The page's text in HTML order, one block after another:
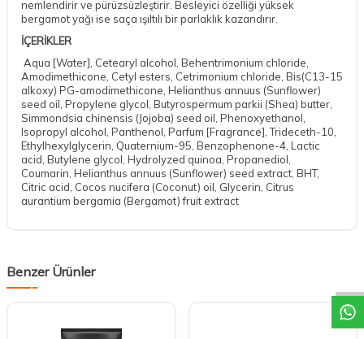
nemlendirir ve pürüzsüzleştirir. Besleyici özelliği yüksek
bergamot yağı ise saça ışıltılı bir parlaklık kazandırır.
İÇERİKLER
Aqua [Water], Cetearyl alcohol, Behentrimonium chloride,
Amodimethicone, Cetyl esters, Cetrimonium chloride, Bis(C13-15
alkoxy) PG-amodimethicone, Helianthus annuus (Sunflower)
seed oil, Propylene glycol, Butyrospermum parkii (Shea) butter,
Simmondsia chinensis (Jojoba) seed oil, Phenoxyethanol,
Isopropyl alcohol, Panthenol, Parfum [Fragrance], Trideceth-10,
Ethylhexylglycerin, Quaternium-95, Benzophenone-4, Lactic
acid, Butylene glycol, Hydrolyzed quinoa, Propanediol,
Coumarin, Helianthus annuus (Sunflower) seed extract, BHT,
Citric acid, Cocos nucifera (Coconut) oil, Glycerin, Citrus
aurantium bergamia (Bergamot) fruit extract
Benzer Ürünler